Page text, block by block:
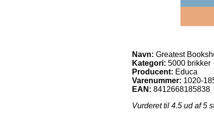
Navn: Greatest
Kategori: 5000 brikker
Producent: Educa
Varenummer: 1020-
EAN: 8412668185838
Vurderet til 4.5 ud af 5